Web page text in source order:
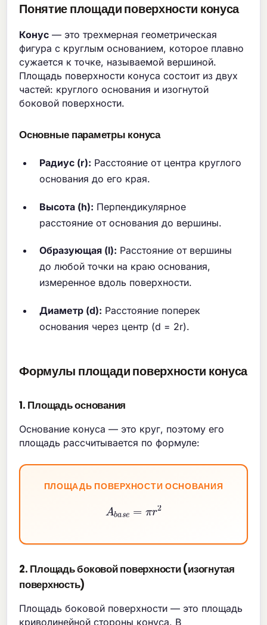
Понятие площади поверхности конуса
Конус — это трехмерная геометрическая
фигура с круглым основанием, которое плавно
сужается к точке, называемой вершиной.
Площадь поверхности конуса состоит из двух
частей: круглого основания и изогнутой
боковой поверхности.
Основные параметры конуса
Радиус (r): Расстояние от центра круглого
основания до его края.
Высота (h): Перпендикулярное
расстояние от основания до вершины.
Образующая (l): Расстояние от вершины
до любой точки на краю основания,
измеренное вдоль поверхности.
Диаметр (d): Расстояние поперек
основания через центр (d = 2r).
Формулы площади поверхности конуса
1. Площадь основания
Основание конуса — это круг, поэтому его
площадь рассчитывается по формуле:
ПЛОЩАДЬ ПОВЕРХНОСТИ ОСНОВАНИЯ
Ab 2
2. Площадь боковой поверхности (изогнутая
поверхность)
Площадь боковой поверхности — это площадь
криволинейной стороны конуса. В